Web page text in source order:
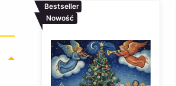
Bestseller
Nowość